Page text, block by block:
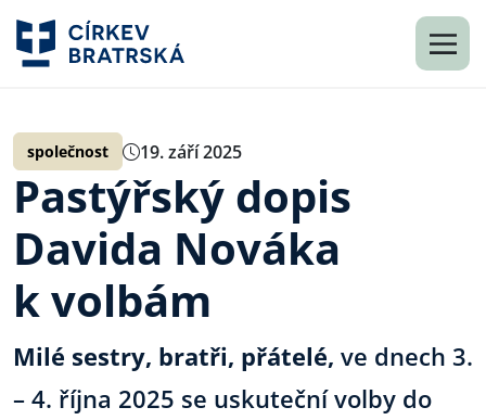
společnost 19. září 2025
Pastýřský dopis
Davida Nováka
k volbám
Milé sestry, bratři, přátelé, ve dnech 3.
– 4. října 2025 se uskuteční volby do